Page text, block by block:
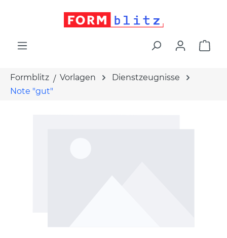
Formblitz Vorlagen
Dienstzeugnisse
Note "gut"